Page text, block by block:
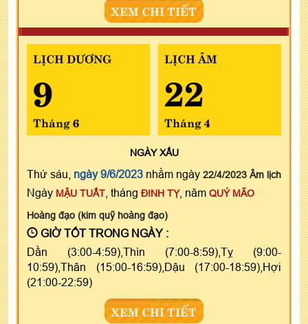
XEM CHI TIẾT
LỊCH DƯƠNG
9
Tháng 6
LỊCH ÂM
22
Tháng 4
NGÀYXẤU
Thứ sáu, ngày 9/6/2023 nhằm ngày 22/4/2023 Âm lịch
Ngày MẬU TUẤT , tháng ĐINH TỴ, năm QUÝ MÃO
Hoàng đạo (kim quỹ hoàng đạo)
GIỜ TỐT TRONG NGÀY :
Dần (3:00-4:59),Thìn (7:00-8:59),Tỵ (9:00-
10:59),Thân (15:00-16:59),Dậu (17:00-18:59),Hợi
(21:00-22:59)
XEM CHI TIẾT